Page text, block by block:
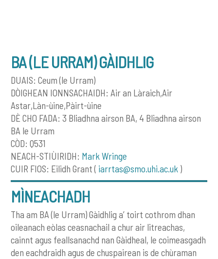
BA (LE URRAM) GÀIDHLIG
DUAIS: Ceum (le Urram)
DÒIGHEAN IONNSACHAIDH: Air an Làraich,Air
Astar,Làn-ùine,Pàirt-ùine
DÈ CHO FADA: 3 Bliadhna airson BA, 4 Bliadhna airson
BA le Urram
CÒD: Q531
NEACH-STIÙIRIDH: Mark Wringe
CUIR FIOS: Eilidh Grant ( iarrtas@smo.uhi.ac.uk )
MÌNEACHADH
Tha am BA (le Urram) Gàidhlig a’ toirt cothrom dhan
oileanach eòlas ceasnachail a chur air litreachas,
cainnt agus feallsanachd nan Gàidheal, le coimeasgadh
den eachdraidh agus de chuspairean is de chùraman